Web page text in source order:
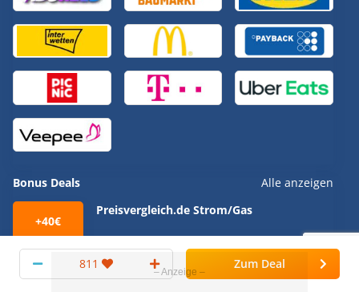
811 Zum Deal
Bonus Deals Alle anzeigen
+40€
Preisvergleich.de Strom/Gas
Privathaftpflichtversicherung auf